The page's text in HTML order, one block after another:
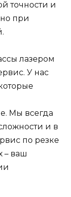
точности и
при
лазером
У нас
Мы всегда
и в
по резке
– ваш